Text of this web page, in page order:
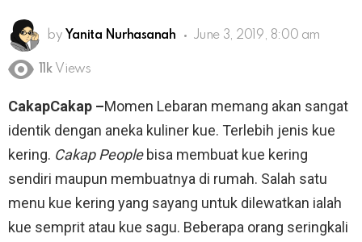
by Yanita Nurhasanah June 3, 2019, 8:00 am
11k Views
CakapCakap –Momen Lebaran memang akan sangat
identik dengan aneka kuliner kue. Terlebih jenis kue
kering. Cakap People bisa membuat kue kering
sendiri maupun membuatnya di rumah. Salah satu
menu kue kering yang sayang untuk dilewatkan ialah
kue semprit atau kue sagu. Beberapa orang seringkali